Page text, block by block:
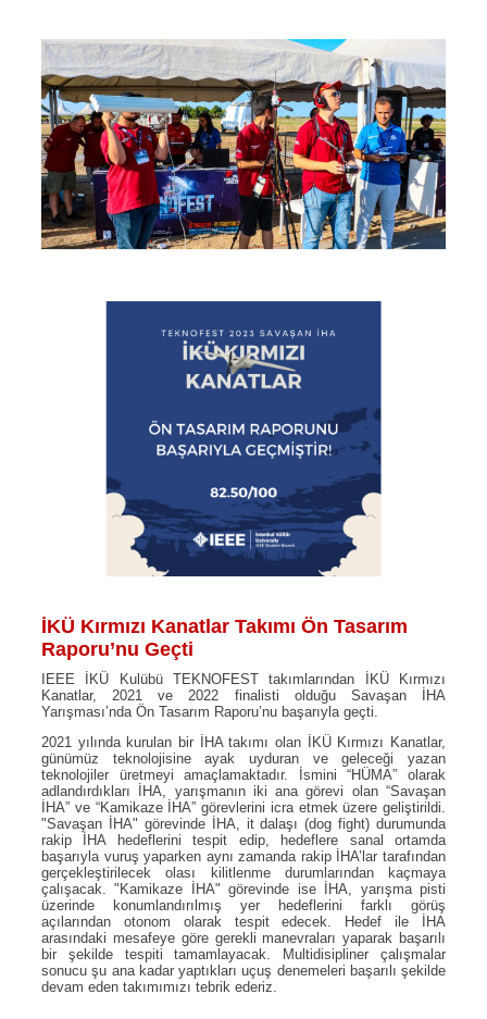
İKÜ Kırmızı Kanatlar Takımı Ön Tasarım
Raporu’nu Geçti
IEEE İKÜ Kulübü TEKNOFEST takımlarından İKÜ Kırmızı
Kanatlar, 2021 ve 2022 finalisti olduğu Savaşan İHA
Yarışması’nda Ön Tasarım Raporu’nu başarıyla geçti.
2021 yılında kurulan bir İHA takımı olan İKÜ Kırmızı Kanatlar,
günümüz teknolojisine ayak uyduran ve geleceği yazan
teknolojiler üretmeyi amaçlamaktadır. İsmini “HÜMA” olarak
adlandırdıkları İHA, yarışmanın iki ana görevi olan “Savaşan
İHA” ve “Kamikaze İHA” görevlerini icra etmek üzere geliştirildi.
"Savaşan İHA" görevinde İHA, it dalaşı (dog fight) durumunda
rakip İHA hedeflerini tespit edip, hedeflere sanal ortamda
başarıyla vuruş yaparken aynı zamanda rakip İHA’lar tarafından
gerçekleştirilecek olası kilitlenme durumlarından kaçmaya
çalışacak. "Kamikaze İHA" görevinde ise İHA, yarışma pisti
üzerinde konumlandırılmış yer hedeflerini farklı görüş
açılarından otonom olarak tespit edecek. Hedef ile İHA
arasındaki mesafeye göre gerekli manevraları yaparak başarılı
bir şekilde tespiti tamamlayacak. Multidisipliner çalışmalar
sonucu şu ana kadar yaptıkları uçuş denemeleri başarılı şekilde
devam eden takımımızı tebrik ederiz.